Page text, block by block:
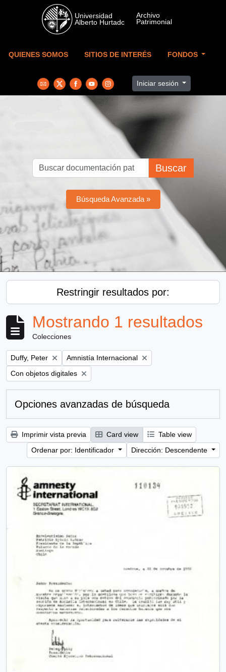
Skip to main content
QUIENES SOMOS SITIOS DE INTERÉS FONDOS
Iniciar sesión
Buscar
Búsqueda Avanzada »
Restringir resultados por:
Mostrando 1 resultados
Colecciones
Remove filter:
Duffy, Peter Remove filter:
Amnistía Internacional
Remove filter:
Con objetos digitales
Opciones avanzadas de búsqueda
Imprimir vista previa Card view
Table view
Ordenar por: Identificador
Dirección: Descendente